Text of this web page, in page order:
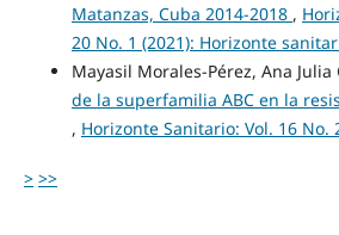
Matanzas, Cuba 2014-2018 ,
20 No. 1 (2021): Horizonte
Mayasil Morales-Pérez, Ana
de la superfamilia ABC en la
, Horizonte Sanitario: Vol. 16 No.
> >>